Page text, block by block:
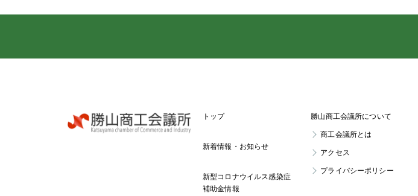
トップ
新着情報・お知らせ
新型コロナウイルス感染症
補助金情報
勝山商工会議所について
商工会議所とは
アクセス
プライバシーポリシー